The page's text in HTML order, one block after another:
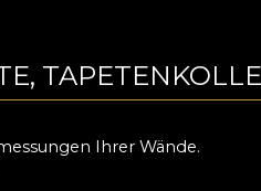
Ihrer Wände.